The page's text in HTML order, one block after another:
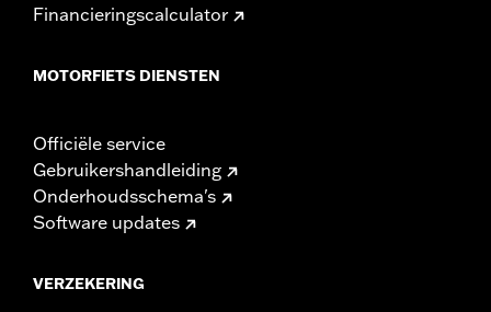
Financieringscalculator
MOTORFIETS DIENSTEN
Officiële service
Gebruikershandleiding
Onderhoudsschema's
Software updates
VERZEKERING